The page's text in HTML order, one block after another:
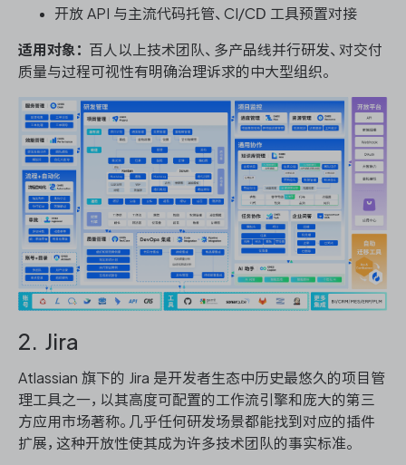
开放 API 与主流代码托管、CI/CD 工具预置对接
适用对象：
百人以上技术团队、多产品线并行研发、对交付
质量与过程可视性有明确治理诉求的中大型组织。
2. Jira
Atlassian 旗下的 Jira 是开发者生态中历史最悠久的项目管
理工具之一，以其高度可配置的工作流引擎和庞大的第三
方应用市场著称。几乎任何研发场景都能找到对应的插件
扩展，这种开放性使其成为许多技术团队的事实标准。